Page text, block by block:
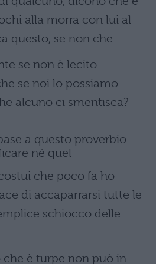
alla morra con lui al
questo, se non che
se non è lecito
se noi lo possiamo
alcuno ci smentisca?
a questo proverbio
né quel
che poco fa ho
di accaparrarsi tutte le
schiocco delle
è turpe non può in